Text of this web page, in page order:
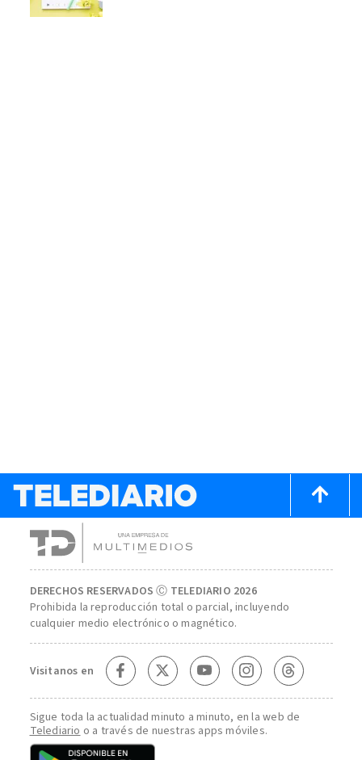
DERECHOS RESERVADOS Ⓒ TELEDIARIO 2026
Prohibida la reproducción total o parcial, incluyendo
cualquier medio electrónico o magnético.
Visitanos en
Sigue toda la actualidad minuto a minuto, en la web de
Telediario o a través de nuestras apps móviles.